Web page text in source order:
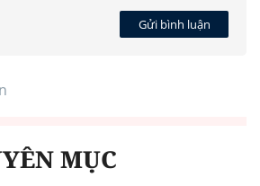
Gửi bình luận
MỤC